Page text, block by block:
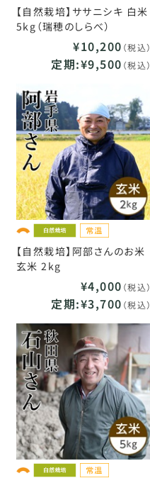
【自然栽培】ササニシキ 白米
5kg（瑞穂のしらべ）
¥10,200 （税込）
定期:¥9,500 （税込）
【自然栽培】阿部さんのお米
玄米 2kg
¥4,000 （税込）
定期:¥3,700 （税込）